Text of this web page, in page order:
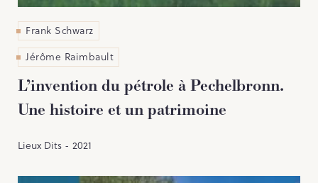
Frank Schwarz
Jérôme Raimbault
L’invention du pétrole à Pechelbronn.
Une histoire et un patrimoine
Lieux Dits - 2021